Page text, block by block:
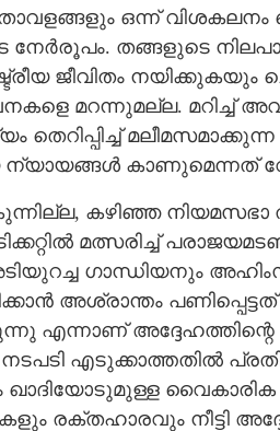
താവളങ്ങളും ഒന്ന്
നേർരൂപം. തങ്ങളുടെ
ജീവിതം
മറന്നുമല്ല. മറിച്ച്
തെറിപ്പിച്ച്
കാണുമെന്നത്
കഴിഞ്ഞ
മത്സരിച്ച്
ഗാന്ധിയനും
അശ്രാന്തം
എന്നാണ് അദ്ദേഹത്തിന്റെ
എടുക്കാത്തതിൽ
വൈകാരിക
രക്തഹാരവും നീട്ടി